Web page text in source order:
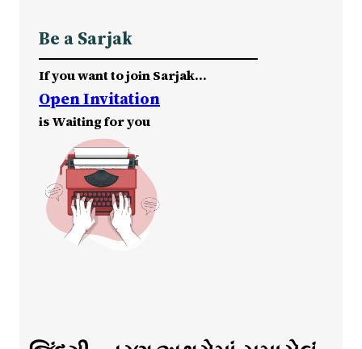
Be a Sarjak
If you want to join Sarjak…
Open Invitation
is Waiting for you